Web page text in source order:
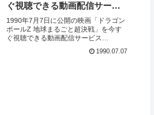
ぐ視聴できる動画配信サービ
スを紹介！
1990年7月7日に公開の映画「ドラゴン
ボールZ 地球まるごと超決戦」を今す
ぐ視聴できる動画配信サービス
スト・声優、スタッフ、主題歌の情報
1990.07.07